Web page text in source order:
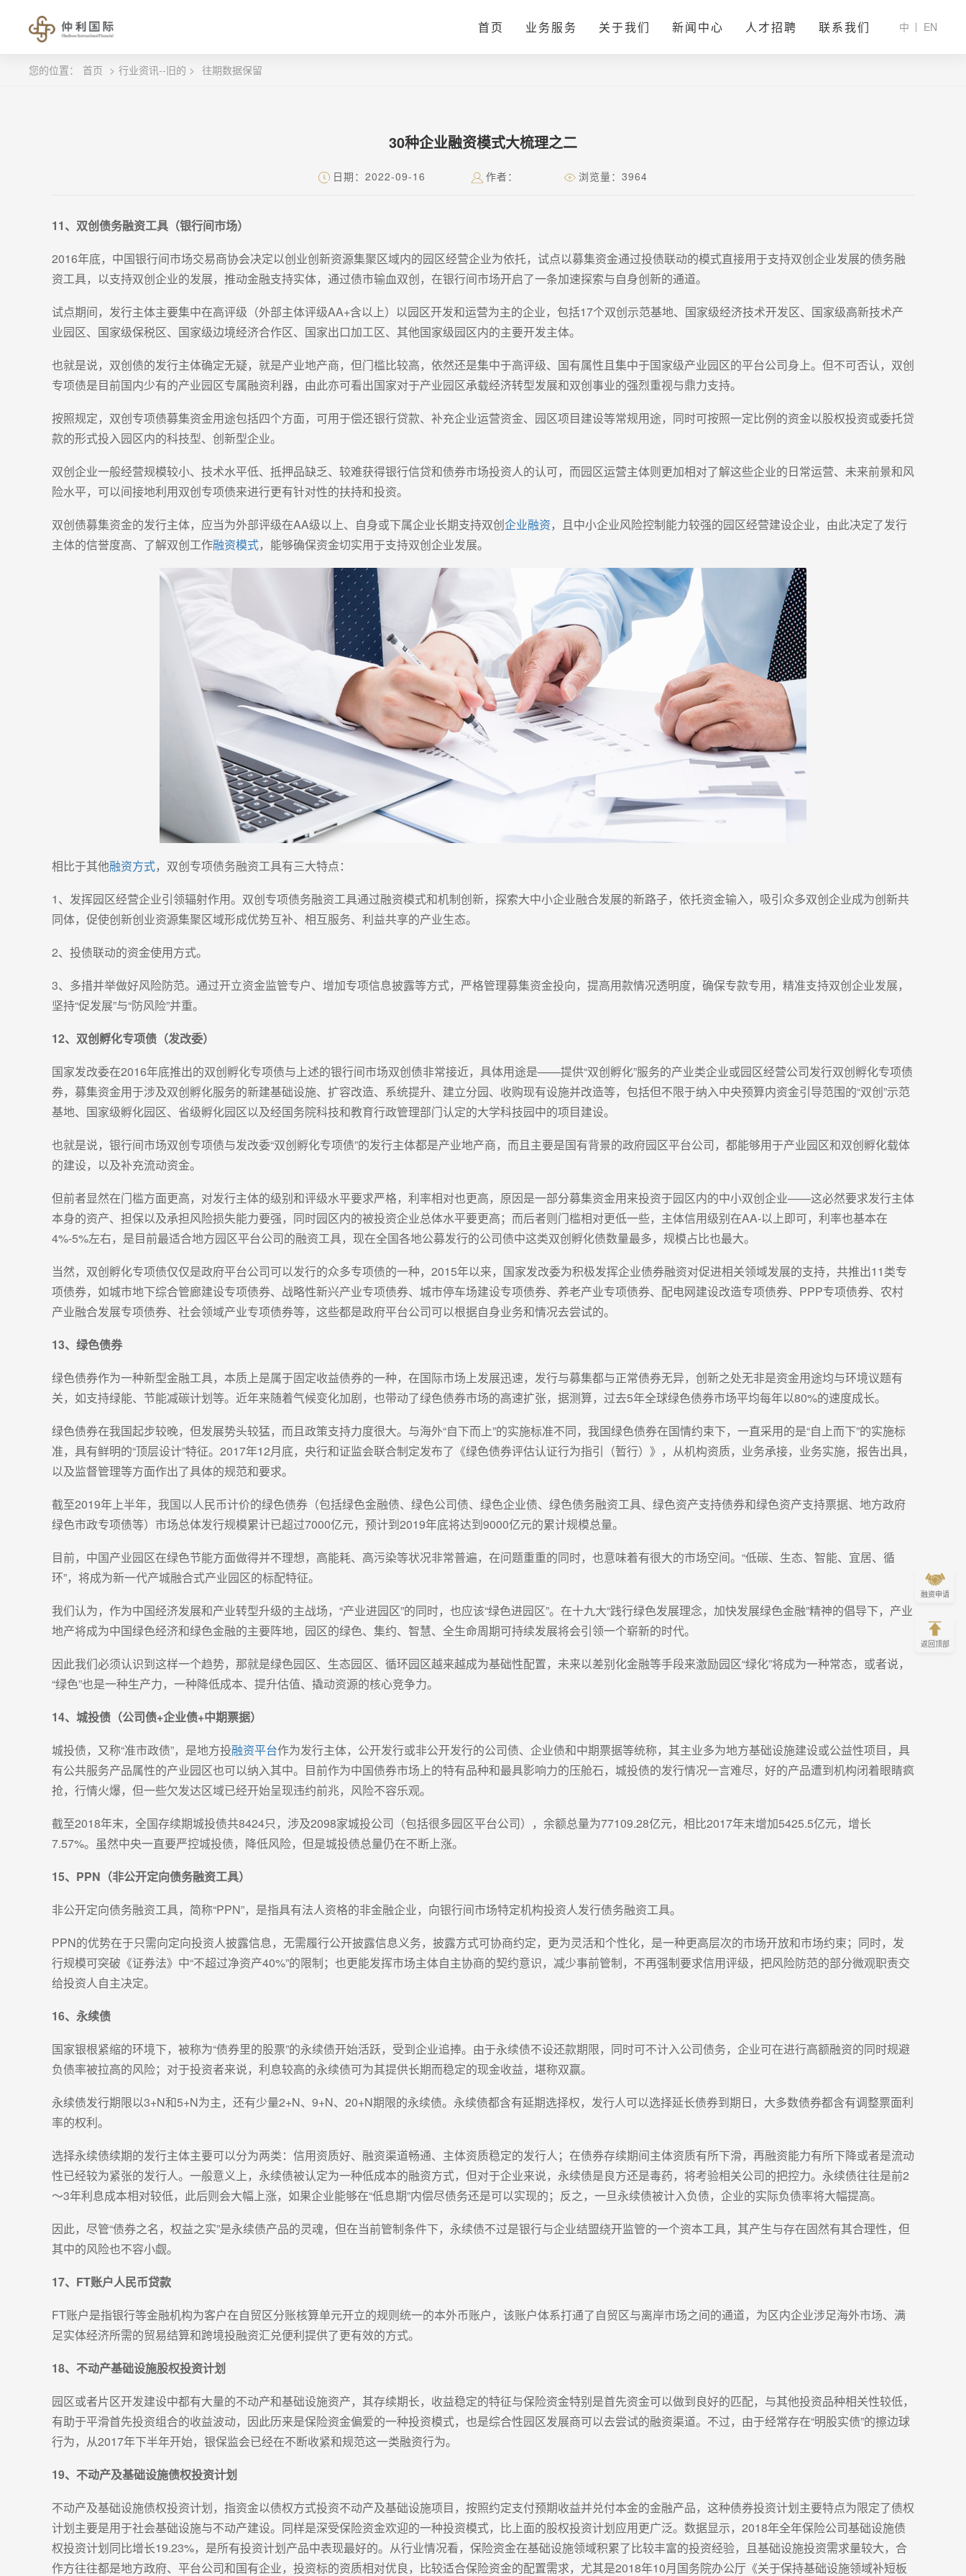
首页 业务服务 关于我们 新闻中心 人才招聘 联系我们 中 EN
您的位置： 首页 > 行业资讯--旧的 > 往期数据保留
30种企业融资模式大梳理之二
日期：2022-09-16 作者： 浏览量：3964
11、双创债务融资工具（银行间市场）
2016年底，中国银行间市场交易商协会决定以创业创新资源集聚区域内的园区经营企业为依托，试点以募集资金通过投债联动的模式直接用于支持双创企业发展的债务融
资工具，以支持双创企业的发展，推动金融支持实体，通过债市输血双创，在银行间市场开启了一条加速探索与自身创新的通道。
试点期间，发行主体主要集中在高评级（外部主体评级AA+含以上）以园区开发和运营为主的企业，包括17个双创示范基地、国家级经济技术开发区、国家级高新技术产
业园区、国家级保税区、国家级边境经济合作区、国家出口加工区、其他国家级园区内的主要开发主体。
也就是说，双创债的发行主体确定无疑，就是产业地产商，但门槛比较高，依然还是集中于高评级、国有属性且集中于国家级产业园区的平台公司身上。但不可否认，双创
专项债是目前国内少有的产业园区专属融资利器，由此亦可看出国家对于产业园区承载经济转型发展和双创事业的强烈重视与鼎力支持。
按照规定，双创专项债募集资金用途包括四个方面，可用于偿还银行贷款、补充企业运营资金、园区项目建设等常规用途，同时可按照一定比例的资金以股权投资或委托贷
款的形式投入园区内的科技型、创新型企业。
双创企业一般经营规模较小、技术水平低、抵押品缺乏、较难获得银行信贷和债券市场投资人的认可，而园区运营主体则更加相对了解这些企业的日常运营、未来前景和风
险水平，可以间接地利用双创专项债来进行更有针对性的扶持和投资。
双创债募集资金的发行主体，应当为外部评级在AA级以上、自身或下属企业长期支持双创企业融资，且中小企业风险控制能力较强的园区经营建设企业，由此决定了发行
主体的信誉度高、了解双创工作融资模式，能够确保资金切实用于支持双创企业发展。
相比于其他融资方式，双创专项债务融资工具有三大特点：
1、发挥园区经营企业引领辐射作用。双创专项债务融资工具通过融资模式和机制创新，探索大中小企业融合发展的新路子，依托资金输入，吸引众多双创企业成为创新共
同体，促使创新创业资源集聚区域形成优势互补、相互服务、利益共享的产业生态。
2、投债联动的资金使用方式。
3、多措并举做好风险防范。通过开立资金监管专户、增加专项信息披露等方式，严格管理募集资金投向，提高用款情况透明度，确保专款专用，精准支持双创企业发展，
坚持“促发展”与“防风险”并重。
12、双创孵化专项债（发改委）
国家发改委在2016年底推出的双创孵化专项债与上述的银行间市场双创债非常接近，具体用途是——提供“双创孵化”服务的产业类企业或园区经营公司发行双创孵化专项债
券，募集资金用于涉及双创孵化服务的新建基础设施、扩容改造、系统提升、建立分园、收购现有设施并改造等，包括但不限于纳入中央预算内资金引导范围的“双创”示范
基地、国家级孵化园区、省级孵化园区以及经国务院科技和教育行政管理部门认定的大学科技园中的项目建设。
也就是说，银行间市场双创专项债与发改委“双创孵化专项债”的发行主体都是产业地产商，而且主要是国有背景的政府园区平台公司，都能够用于产业园区和双创孵化载体
的建设，以及补充流动资金。
但前者显然在门槛方面更高，对发行主体的级别和评级水平要求严格，利率相对也更高，原因是一部分募集资金用来投资于园区内的中小双创企业——这必然要求发行主体
本身的资产、担保以及承担风险损失能力要强，同时园区内的被投资企业总体水平要更高；而后者则门槛相对更低一些，主体信用级别在AA-以上即可，利率也基本在
4%-5%左右，是目前最适合地方园区平台公司的融资工具，现在全国各地公募发行的公司债中这类双创孵化债数量最多，规模占比也最大。
当然，双创孵化专项债仅仅是政府平台公司可以发行的众多专项债的一种，2015年以来，国家发改委为积极发挥企业债券融资对促进相关领域发展的支持，共推出11类专
项债券，如城市地下综合管廊建设专项债券、战略性新兴产业专项债券、城市停车场建设专项债券、养老产业专项债券、配电网建设改造专项债券、PPP专项债券、农村
产业融合发展专项债券、社会领域产业专项债券等，这些都是政府平台公司可以根据自身业务和情况去尝试的。
13、绿色债券
绿色债券作为一种新型金融工具，本质上是属于固定收益债券的一种，在国际市场上发展迅速，发行与募集都与正常债券无异，创新之处无非是资金用途均与环境议题有
关，如支持绿能、节能减碳计划等。近年来随着气候变化加剧，也带动了绿色债券市场的高速扩张，据测算，过去5年全球绿色债券市场平均每年以80%的速度成长。
绿色债券在我国起步较晚，但发展势头较猛，而且政策支持力度很大。与海外“自下而上”的实施标准不同，我国绿色债券在国情约束下，一直采用的是“自上而下”的实施标
准，具有鲜明的“顶层设计”特征。2017年12月底，央行和证监会联合制定发布了《绿色债券评估认证行为指引（暂行）》，从机构资质，业务承接，业务实施，报告出具，
以及监督管理等方面作出了具体的规范和要求。
截至2019年上半年，我国以人民币计价的绿色债券（包括绿色金融债、绿色公司债、绿色企业债、绿色债务融资工具、绿色资产支持债券和绿色资产支持票据、地方政府
绿色市政专项债等）市场总体发行规模累计已超过7000亿元，预计到2019年底将达到9000亿元的累计规模总量。
目前，中国产业园区在绿色节能方面做得并不理想，高能耗、高污染等状况非常普遍，在问题重重的同时，也意味着有很大的市场空间。“低碳、生态、智能、宜居、循
环”，将成为新一代产城融合式产业园区的标配特征。
我们认为，作为中国经济发展和产业转型升级的主战场，“产业进园区”的同时，也应该“绿色进园区”。在十九大“践行绿色发展理念，加快发展绿色金融”精神的倡导下，产业
地产将成为中国绿色经济和绿色金融的主要阵地，园区的绿色、集约、智慧、全生命周期可持续发展将会引领一个崭新的时代。
因此我们必须认识到这样一个趋势，那就是绿色园区、生态园区、循环园区越来越成为基础性配置，未来以差别化金融等手段来激励园区“绿化”将成为一种常态，或者说，
“绿色”也是一种生产力，一种降低成本、提升估值、撬动资源的核心竞争力。
14、城投债（公司债+企业债+中期票据）
城投债，又称“准市政债”，是地方投融资平台作为发行主体，公开发行或非公开发行的公司债、企业债和中期票据等统称，其主业多为地方基础设施建设或公益性项目，具
有公共服务产品属性的产业园区也可以纳入其中。目前作为中国债券市场上的特有品种和最具影响力的压舱石，城投债的发行情况一言难尽，好的产品遭到机构闭着眼睛疯
抢，行情火爆，但一些欠发达区域已经开始呈现违约前兆，风险不容乐观。
截至2018年末，全国存续期城投债共8424只，涉及2098家城投公司（包括很多园区平台公司），余额总量为77109.28亿元，相比2017年末增加5425.5亿元，增长
7.57%。虽然中央一直要严控城投债，降低风险，但是城投债总量仍在不断上涨。
15、PPN（非公开定向债务融资工具）
非公开定向债务融资工具，简称“PPN”，是指具有法人资格的非金融企业，向银行间市场特定机构投资人发行债务融资工具。
PPN的优势在于只需向定向投资人披露信息，无需履行公开披露信息义务，披露方式可协商约定，更为灵活和个性化，是一种更高层次的市场开放和市场约束；同时，发
行规模可突破《证券法》中“不超过净资产40%”的限制；也更能发挥市场主体自主协商的契约意识，减少事前管制，不再强制要求信用评级，把风险防范的部分微观职责交
给投资人自主决定。
16、永续债
国家银根紧缩的环境下，被称为“债券里的股票”的永续债开始活跃，受到企业追捧。由于永续债不设还款期限，同时可不计入公司债务，企业可在进行高额融资的同时规避
负债率被拉高的风险；对于投资者来说，利息较高的永续债可为其提供长期而稳定的现金收益，堪称双赢。
永续债发行期限以3+N和5+N为主，还有少量2+N、9+N、20+N期限的永续债。永续债都含有延期选择权，发行人可以选择延长债券到期日，大多数债券都含有调整票面利
率的权利。
选择永续债续期的发行主体主要可以分为两类：信用资质好、融资渠道畅通、主体资质稳定的发行人；在债券存续期间主体资质有所下滑，再融资能力有所下降或者是流动
性已经较为紧张的发行人。一般意义上，永续债被认定为一种低成本的融资方式，但对于企业来说，永续债是良方还是毒药，将考验相关公司的把控力。永续债往往是前2
～3年利息成本相对较低，此后则会大幅上涨，如果企业能够在“低息期”内偿尽债务还是可以实现的；反之，一旦永续债被计入负债，企业的实际负债率将大幅提高。
因此，尽管“债券之名，权益之实”是永续债产品的灵魂，但在当前管制条件下，永续债不过是银行与企业结盟绕开监管的一个资本工具，其产生与存在固然有其合理性，但
其中的风险也不容小觑。
17、FT账户人民币贷款
FT账户是指银行等金融机构为客户在自贸区分账核算单元开立的规则统一的本外币账户，该账户体系打通了自贸区与离岸市场之间的通道，为区内企业涉足海外市场、满
足实体经济所需的贸易结算和跨境投融资汇兑便利提供了更有效的方式。
18、不动产基础设施股权投资计划
园区或者片区开发建设中都有大量的不动产和基础设施资产，其存续期长，收益稳定的特征与保险资金特别是首先资金可以做到良好的匹配，与其他投资品种相关性较低，
有助于平滑首先投资组合的收益波动，因此历来是保险资金偏爱的一种投资模式，也是综合性园区发展商可以去尝试的融资渠道。不过，由于经常存在“明股实债”的擦边球
行为，从2017年下半年开始，银保监会已经在不断收紧和规范这一类融资行为。
19、不动产及基础设施债权投资计划
不动产及基础设施债权投资计划，指资金以债权方式投资不动产及基础设施项目，按照约定支付预期收益并兑付本金的金融产品，这种债券投资计划主要特点为限定了债权
计划主要是用于社会基础设施与不动产建设。同样是深受保险资金欢迎的一种投资模式，比上面的股权投资计划应用更广泛。数据显示，2018年全年保险公司基础设施债
权投资计划同比增长19.23%，是所有投资计划产品中表现最好的。从行业情况看，保险资金在基础设施领域积累了比较丰富的投资经验，且基础设施投资需求量较大，合
作方往往都是地方政府、平台公司和国有企业，投资标的资质相对优良，比较适合保险资金的配置需求，尤其是2018年10月国务院办公厅《关于保持基础设施领域补短板
融资申请
返回顶部